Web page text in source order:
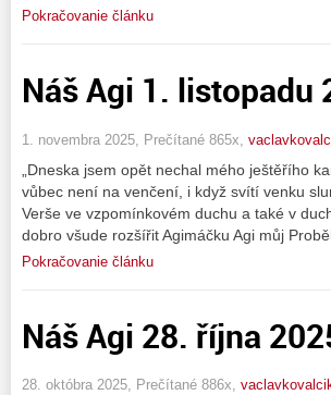
Pokračovanie článku
Náš Agi 1. listopadu
1. novembra 2025, Prečítané 865x,
„Dneska jsem opět nechal mého ještěřího
vůbec není na venčení, i když svítí venku
Verše ve vzpomínkovém duchu a také v
dobro všude rozšířit Agimáčku Agi můj
Pokračovanie článku
Náš Agi 28. října
28. októbra 2025, Prečítané 886x,